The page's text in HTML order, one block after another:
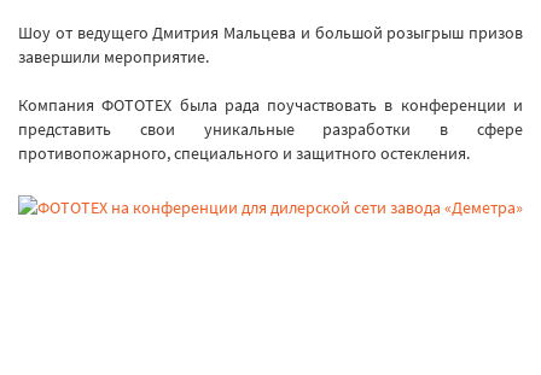
Шоу от ведущего Дмитрия Мальцева и большой розыгрыш призов
завершили мероприятие.
Компания ФОТОТЕХ была рада поучаствовать в конференции и
представить свои уникальные разработки в сфере
противопожарного, специального и защитного остекления.